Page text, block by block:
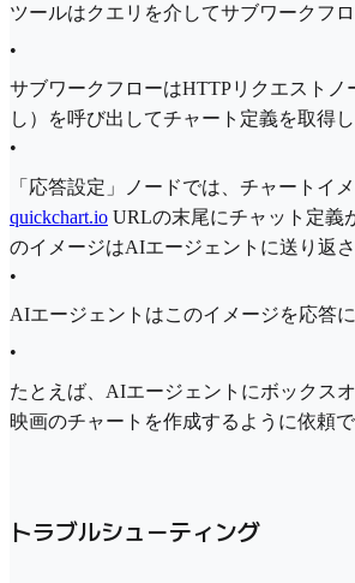
ツールはクエリを介してサブワークフ
•
サブワークフローはHTTPリクエストノ
し）を呼び出してチャート定義を取得し
•
「応答設定」ノードでは、チャートイ
quickchart.io URLの末尾にチャット定義
のイメージはAIエージェントに送り返さ
•
AIエージェントはこのイメージを応答に
•
たとえば、AIエージェントにボックス
映画のチャートを作成するように依頼で
トラブルシューティング